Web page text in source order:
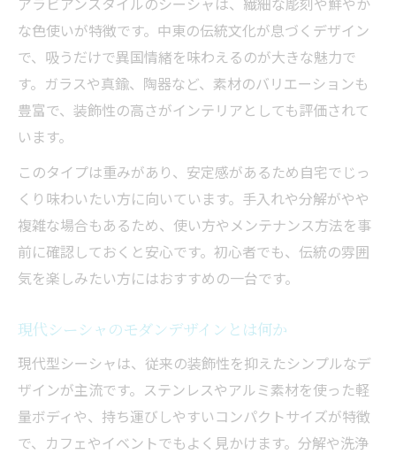
な色使いが特徴です。中東の伝統文化が息づくデザイン
で、吸うだけで異国情緒を味わえるのが大きな魅力で
す。ガラスや真鍮、陶器など、素材のバリエーションも
豊富で、装飾性の高さがインテリアとしても評価されて
います。
このタイプは重みがあり、安定感があるため自宅でじっ
くり味わいたい方に向いています。手入れや分解がやや
複雑な場合もあるため、使い方やメンテナンス方法を事
前に確認しておくと安心です。初心者でも、伝統の雰囲
気を楽しみたい方にはおすすめの一台です。
現代シーシャのモダンデザインとは何か
現代型シーシャは、従来の装飾性を抑えたシンプルなデ
ザインが主流です。ステンレスやアルミ素材を使った軽
量ボディや、持ち運びしやすいコンパクトサイズが特徴
で、カフェやイベントでもよく見かけます。分解や洗浄